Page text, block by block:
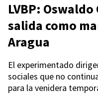
LVBP:
salida como
Aragua
El experimentado
sociales que no
para la venidera